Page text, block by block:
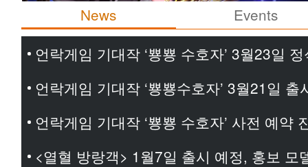
News
Events
언락게임 기대작 ‘뿅뿅 수호자’ 3월23일
언락게임 기대작 ‘뿅뿅수호자’ 3월21일 출
언락게임 기대작 ‘뿅뿅 수호자’ 사전 예약
<열혈 방랑객> 1월7일 출시 예정, 홍보 모